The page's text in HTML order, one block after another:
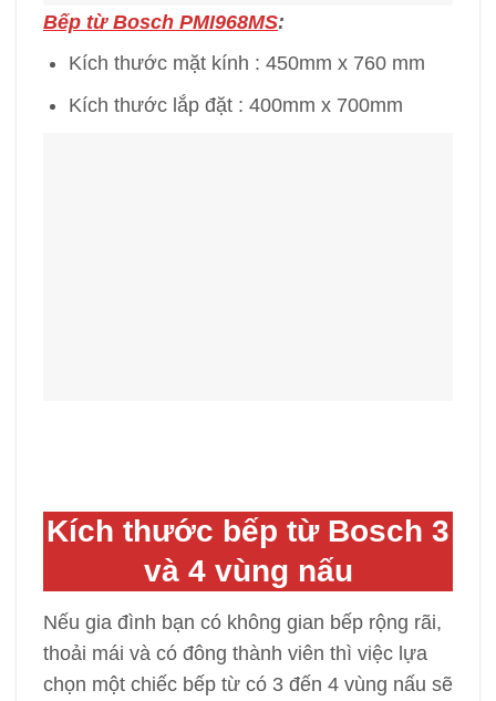
Bếp từ Bosch PMI968MS:
Kích thước mặt kính : 450mm x 760 mm
Kích thước lắp đặt : 400mm x 700mm
Kích thước bếp từ Bosch 3
và 4 vùng nấu
Nếu gia đình bạn có không gian bếp rộng rãi,
thoải mái và có đông thành viên thì việc lựa
chọn một chiếc bếp từ có 3 đến 4 vùng nấu sẽ